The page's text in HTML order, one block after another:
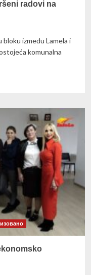
radovi na
između Lamela i
komunalna